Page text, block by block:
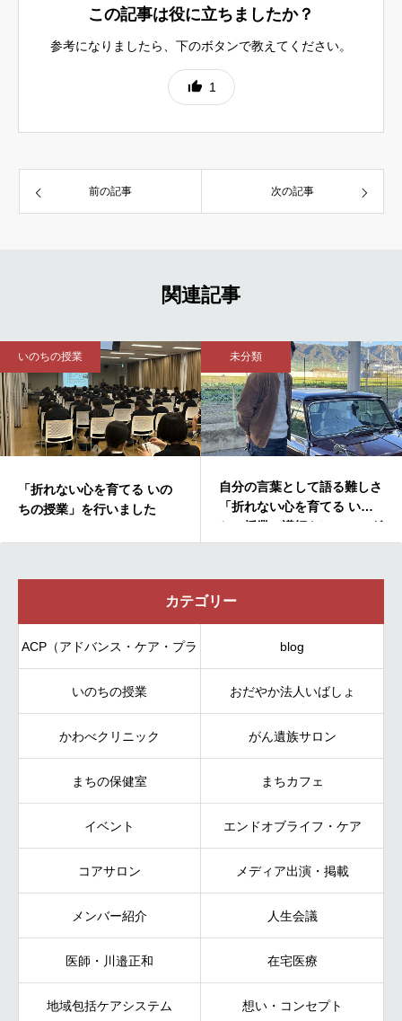
この記事は役に立ちましたか？
参考になりましたら、下のボタンで教えてください。
1
前の記事 次の記事
関連記事
未分類
自分の言葉として語る難しさ
「折れない心を育てる いの
いのちの授業
「いのちの授業」を行い
た
カテゴリー
ACP（アドバンス・ケア・プラ
ンニング）
blog
いのちの授業 おだやか法人いばしょ
かわべクリニック がん遺族サロン
まちの保健室 まちカフェ
イベント エンドオブライフ・ケア
コアサロン メディア出演・掲載
メンバー紹介 人生会議
医師・川邉正和 在宅医療
地域包括ケアシステム 想い・コンセプト